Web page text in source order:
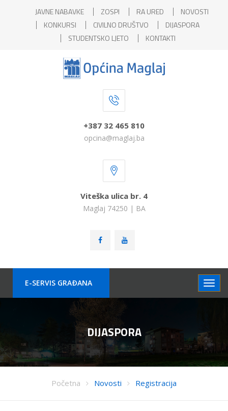
JAVNE NABAVKE ZOSPI RA URED
NOVOSTI
KONKURSI
CIVILNO DRUŠTVO
DIJASPORA
STUDENTSKO LJETO
KONTAKTI
+387 32 465 810
opcina@maglaj.ba
Viteška ulica br. 4
Maglaj 74250 | BA
E-SERVIS GRAÐANA
DIJASPORA
Početna Novosti Registracija